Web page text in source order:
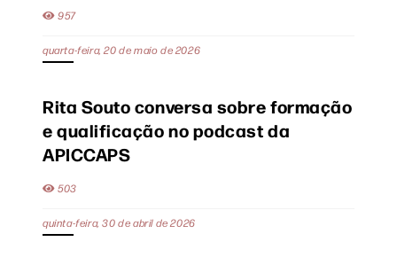
957
quarta-feira, 20 de maio de 2026
Rita Souto conversa sobre formação
e qualificação no podcast da
APICCAPS
503
quinta-feira, 30 de abril de 2026